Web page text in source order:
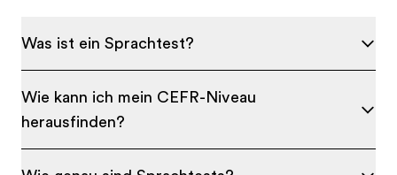
Was ist ein Sprachtest?
Wie kann ich mein CEFR-Niveau
herausfinden?